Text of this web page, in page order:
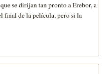
se dirijan tan pronto a Erebor, a
final de la película, pero si la